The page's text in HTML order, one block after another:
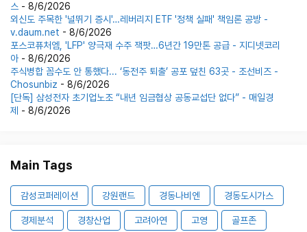
스 - 8/6/2026
외신도 주목한 '널뛰기 증시'…레버리지 ETF '정책 실패' 책임론 공방 -
v.daum.net - 8/6/2026
포스코퓨처엠, 'LFP' 양극재 수주 잭팟…6년간 19만톤 공급 - 지디넷코리
아 - 8/6/2026
주식병합 꼼수도 안 통했다... ‘동전주 퇴출’ 공포 덮친 63곳 - 조선비즈 -
Chosunbiz - 8/6/2026
[단독] 삼성전자 초기업노조 “내년 임금협상 공동교섭단 없다” - 매일경
제 - 8/6/2026
Main Tags
감성코퍼레이션 강원랜드 경동나비엔 경동도시가스
경제분석 경창산업 고려아연 고영 골프존